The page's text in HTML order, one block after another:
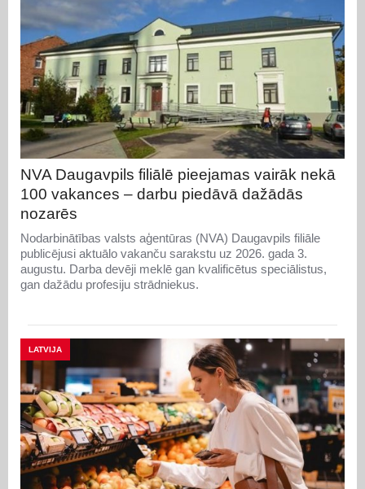
NVA Daugavpils filiālē pieejamas vairāk nekā
100 vakances – darbu piedāvā dažādās
nozarēs
Nodarbinātības valsts aģentūras (NVA) Daugavpils filiāle
publicējusi aktuālo vakanču sarakstu uz 2026. gada 3.
augustu. Darba devēji meklē gan kvalificētus speciālistus,
gan dažādu profesiju strādniekus.
LATVIJA